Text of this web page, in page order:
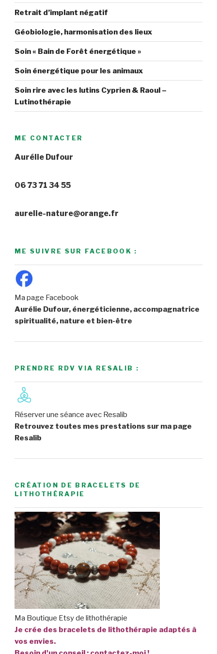
Retrait d’implant négatif
Géobiologie, harmonisation des lieux
Soin « Bain de Forêt énergétique »
Soin énergétique pour les animaux
Soin rire avec les lutins Cyprien & Raoul –
Lutinothérapie
ME CONTACTER
Aurélie Dufour
06 73 71 34 55
aurelie-nature@orange.fr
ME SUIVRE SUR FACEBOOK :
Ma page Facebook
Aurélie Dufour, énergéticienne, accompagnatrice
spiritualité, nature et bien-être
PRENDRE RDV VIA RESALIB :
Réserver une séance avec Resalib
Retrouvez toutes mes prestations sur ma page
Resalib
CRÉATION DE BRACELETS DE
LITHOTHÉRAPIE
Ma Boutique Etsy de lithothérapie
Je crée des bracelets de lithothérapie adaptés à
vos envies.